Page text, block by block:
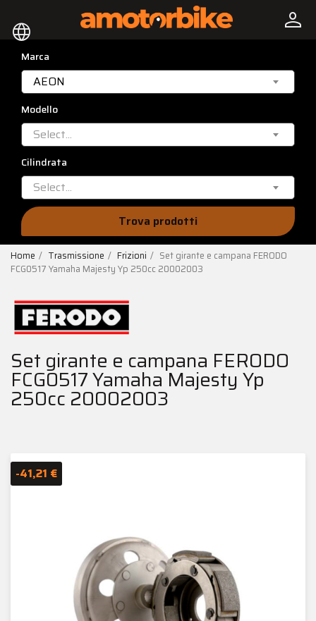
language person
Marca
AEON
Modello
Select...
Cilindrata
Select...
Trova prodotti
Home Trasmissione Frizioni
Set girante e campana FERODO
FCG0517 Yamaha Majesty Yp 250cc 20002003
Set girante e campana FERODO
FCG0517 Yamaha Majesty Yp
250cc 20002003
-41,21 €